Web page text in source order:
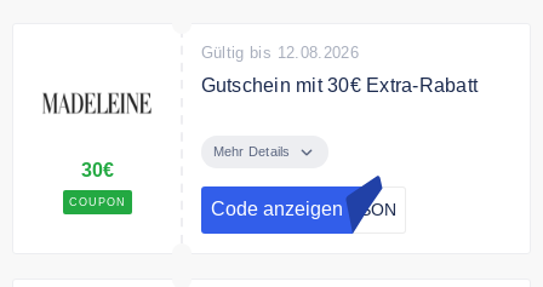
30€
COUPON
Gültig bis 12.08.2026
Gutschein mit 30€ Extra-Rabatt
Gutschein 30€ Extra Rabatt auf
bereits um 70% reduzierte Artikel
zum Final Sale
Mehr Details
Code anzeigen ASON